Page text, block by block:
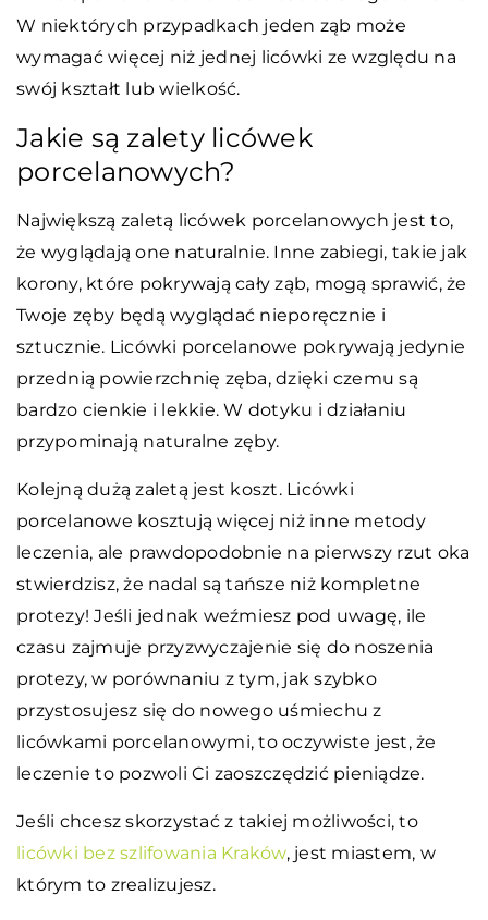
W niektórych przypadkach jeden ząb może
wymagać więcej niż jednej licówki ze względu na
swój kształt lub wielkość.
Jakie są zalety licówek
porcelanowych?
Największą zaletą licówek porcelanowych jest to,
że wyglądają one naturalnie. Inne zabiegi, takie jak
korony, które pokrywają cały ząb, mogą sprawić, że
Twoje zęby będą wyglądać nieporęcznie i
sztucznie. Licówki porcelanowe pokrywają jedynie
przednią powierzchnię zęba, dzięki czemu są
bardzo cienkie i lekkie. W dotyku i działaniu
przypominają naturalne zęby.
Kolejną dużą zaletą jest koszt. Licówki
porcelanowe kosztują więcej niż inne metody
leczenia, ale prawdopodobnie na pierwszy rzut oka
stwierdzisz, że nadal są tańsze niż kompletne
protezy! Jeśli jednak weźmiesz pod uwagę, ile
czasu zajmuje przyzwyczajenie się do noszenia
protezy, w porównaniu z tym, jak szybko
przystosujesz się do nowego uśmiechu z
licówkami porcelanowymi, to oczywiste jest, że
leczenie to pozwoli Ci zaoszczędzić pieniądze.
Jeśli chcesz skorzystać z takiej możliwości, to
licówki bez szlifowania Kraków, jest miastem, w
którym to zrealizujesz.